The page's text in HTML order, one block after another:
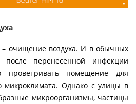
очищение воздуха. И в обычных
после перенесенной инфекции
проветривать помещение для
микроклимата. Однако с улицы в
микроорганизмы, частицы